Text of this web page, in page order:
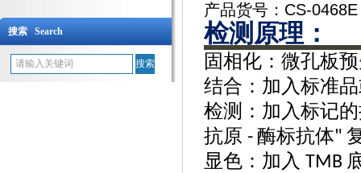
搜索 Search
产品货号：CS-0468E
检测原理：
固相化 ：微孔板
结合 ：加入标准
检测 ：加入标记
抗原 - 酶标抗体"
显色 ：加入 TMB